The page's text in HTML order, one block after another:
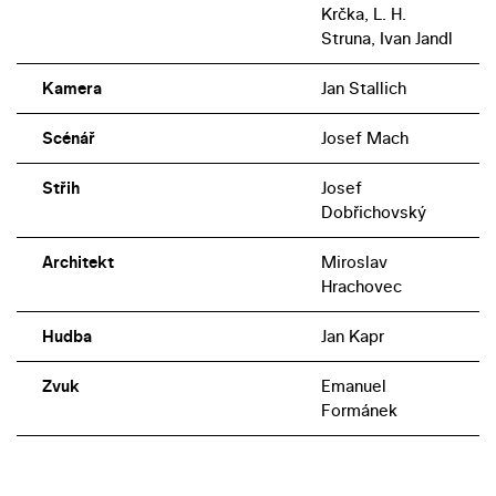
Krčka, L. H.
Struna, Ivan Jandl
Kamera Jan Stallich
Scénář Josef Mach
Střih
Josef
Dobřichovský
Architekt
Miroslav
Hrachovec
Hudba Jan Kapr
Zvuk
Emanuel
Formánek